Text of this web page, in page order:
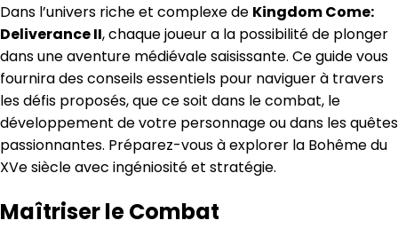
Dans l’univers riche et complexe de Kingdom Come:
Deliverance II, chaque joueur a la possibilité de plonger
dans une aventure médiévale saisissante. Ce guide vous
fournira des conseils essentiels pour naviguer à travers
les défis proposés, que ce soit dans le combat, le
développement de votre personnage ou dans les quêtes
passionnantes. Préparez-vous à explorer la Bohême du
XVe siècle avec ingéniosité et stratégie.
Maîtriser le Combat